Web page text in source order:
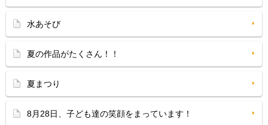
水あそび
夏の作品がたくさん！！
夏まつり
8月28日、子ども達の笑顔をまっています！